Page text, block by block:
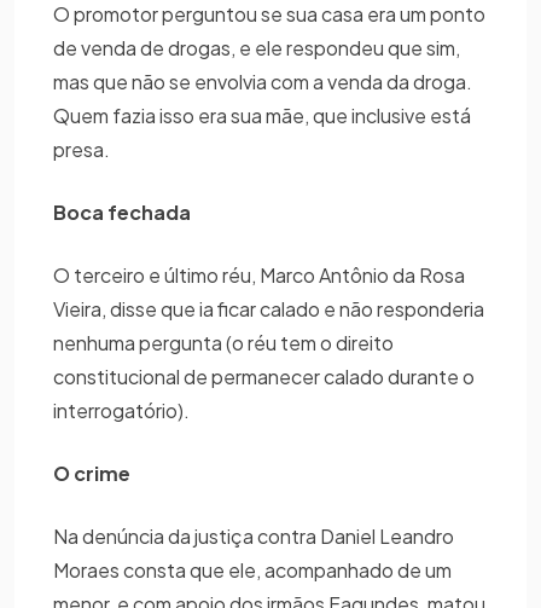
O promotor perguntou se sua casa era um ponto
de venda de drogas, e ele respondeu que sim,
mas que não se envolvia com a venda da droga.
Quem fazia isso era sua mãe, que inclusive está
presa.
Boca fechada
O terceiro e último réu, Marco Antônio da Rosa
Vieira, disse que ia ficar calado e não responderia
nenhuma pergunta (o réu tem o direito
constitucional de permanecer calado durante o
interrogatório).
O crime
Na denúncia da justiça contra Daniel Leandro
Moraes consta que ele, acompanhado de um